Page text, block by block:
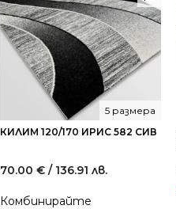
КИЛИМ 120/170 ИРИС 582 СИВ
5 размера
70.00 € / 136.91 лв.
Комбинирайте